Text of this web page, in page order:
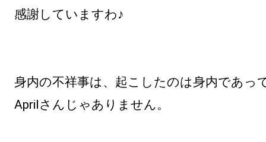
感謝していますわ♪
身内の不祥事は、起こしたのは身内であっ
Aprilさんじゃありません。